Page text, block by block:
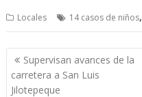
Locales 14 casos de niños,
Post
navigation
Supervisan avances de la
carretera a San Luis
Jilotepeque